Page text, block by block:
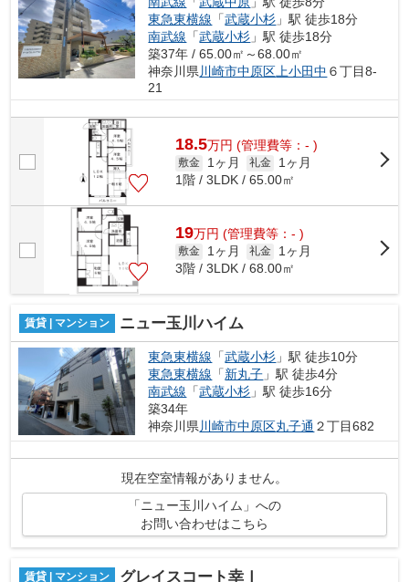
東急東横線 「武蔵小杉 」駅 徒歩18分
南武線 「武蔵小杉 」駅 徒歩18分
築37年 / 65.00㎡～68.00㎡
神奈川県 川崎市中原区 上小田中 ６丁目8-
21
18.5万円 (管理費等：- )
敷金 1ヶ月 礼金
1ヶ月
1階 / 3LDK / 65.00㎡
19万円 (管理費等：- )
敷金 1ヶ月 礼金
1ヶ月
3階 / 3LDK / 68.00㎡
賃貸 | マンション ニュー玉川ハイム
東急東横線 「武蔵小杉 」駅 徒歩10分
東急東横線 「新丸子 」駅 徒歩4分
南武線 「武蔵小杉 」駅 徒歩16分
築34年
神奈川県 川崎市中原区丸子通 ２丁目682
現在空室情報がありません。
「ニュー玉川ハイム」への
お問い合わせはこちら
賃貸 | マンション グレイスコート幸Ⅰ